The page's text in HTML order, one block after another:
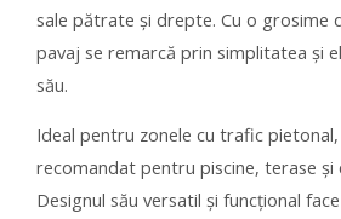
sale pătrate și drepte. Cu o grosime
pavaj se remarcă prin simplitatea și
său.
Ideal pentru zonele cu trafic
recomandat pentru piscine, terase și
Designul său versatil și funcțional